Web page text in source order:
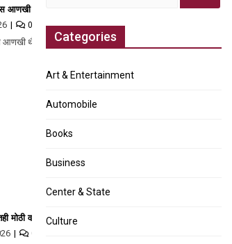
धक्कादायक निदान
थैमान घालणार, भारतीय हवामान विभागाचा अंदाज
0
थैमान घालणार, भारतीय…
मोठी वाढ, जाणून घ्या आजचे दर
0
navigation
Categories
Art & Entertainment
Automobile
Books
Business
Center & State
Culture